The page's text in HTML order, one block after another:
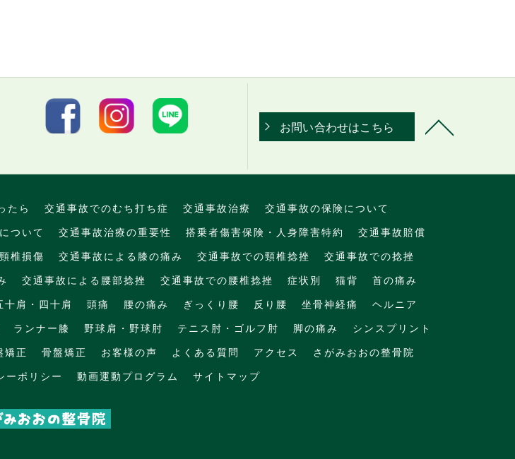
お問い合わせはこちら
たら 交通事故でのむち打ち症 交通事故治療
交通事故の保険について
ついて 交通事故治療の重要性 搭乗者傷害保険・人身障害特約
交通事故賠償
椎損傷 交通事故による膝の痛み 交通事故での頸椎捻挫
交通事故での捻挫
交通事故による腰部捻挫 交通事故での腰椎捻挫 症状別 猫背
首の痛み
十肩・四十肩 頭痛 腰の痛み ぎっくり腰 反り腰 坐骨神経痛
ヘルニア
ランナー膝 野球肩・野球肘 テニス肘・ゴルフ肘 脚の痛み
シンスプリント
矯正 骨盤矯正 お客様の声 よくある質問 アクセス
さがみおおの整骨院
ーポリシー 動画運動プログラム サイトマップ